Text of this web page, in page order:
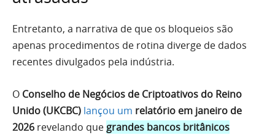
Entretanto, a narrativa de que os bloqueios são
apenas procedimentos de rotina diverge de dados
recentes divulgados pela indústria.
O Conselho de Negócios de Criptoativos do Reino
Unido (UKCBC) lançou um relatório em janeiro de
2026 revelando que grandes bancos britânicos